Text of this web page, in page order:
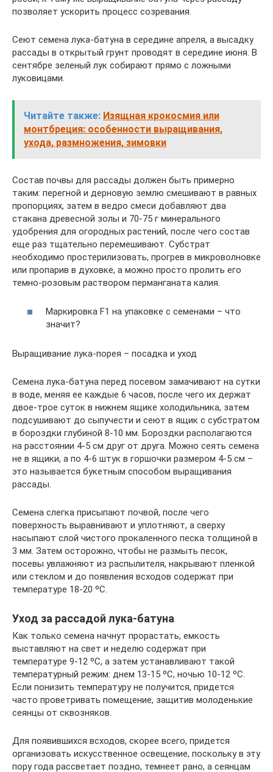
позволяет ускорить процесс созревания.
Сеют семена лука-батуна в середине апреля, а высадку
рассады в открытый грунт проводят в середине июня. В
сентябре зеленый лук собирают прямо с ложными
луковицами.
Читайте также: Изящная крокосмия или
монтбреция: особенности выращивания,
ухода, размножения, зимовки
Состав почвы для рассады должен быть примерно
таким: перегной и дерновую землю смешивают в равных
пропорциях, затем в ведро смеси добавляют два
стакана древесной золы и 70-75 г минерального
удобрения для огородных растений, после чего состав
еще раз тщательно перемешивают. Субстрат
необходимо простерилизовать, прогрев в микроволновке
или пропарив в духовке, а можно просто пролить его
темно-розовым раствором перманганата калия.
Маркировка F1 на упаковке с семенами – что
значит?
Выращивание лука-порея – посадка и уход
Семена лука-батуна перед посевом замачивают на сутки
в воде, меняя ее каждые 6 часов, после чего их держат
двое-трое суток в нижнем ящике холодильника, затем
подсушивают до сыпучести и сеют в ящик с субстратом
в бороздки глубиной 8-10 мм. Бороздки располагаются
на расстоянии 4-5 см друг от друга. Можно сеять семена
не в ящики, а по 4-6 штук в горшочки размером 4-5 см –
это называется букетным способом выращивания
рассады.
Семена слегка присыпают почвой, после чего
поверхность выравнивают и уплотняют, а сверху
насыпают слой чистого прокаленного песка толщиной в
3 мм. Затем осторожно, чтобы не размыть песок,
посевы увлажняют из распылителя, накрывают пленкой
или стеклом и до появления всходов содержат при
температуре 18-20 ºC.
Уход за рассадой лука-батуна
Как только семена начнут прорастать, емкость
выставляют на свет и неделю содержат при
температуре 9-12 ºC, а затем устанавливают такой
температурный режим: днем 13-15 ºC, ночью 10-12 ºC.
Если понизить температуру не получится, придется
часто проветривать помещение, защитив молоденькие
сеянцы от сквозняков.
Для появившихся всходов, скорее всего, придется
организовать искусственное освещение, поскольку в эту
пору года рассветает поздно, темнеет рано, а сеянцам